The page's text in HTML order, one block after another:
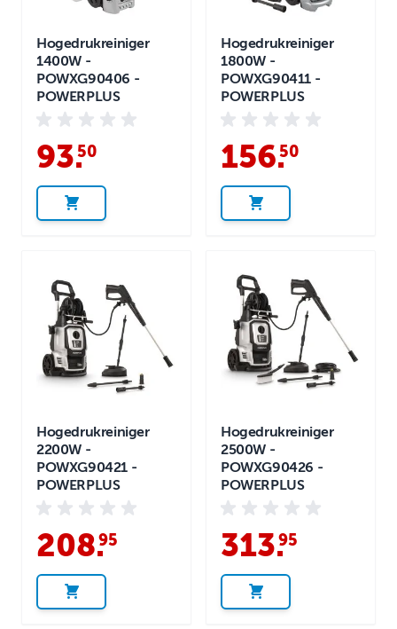
Hogedrukreiniger
1400W -
POWXG90406 -
POWERPLUS
93.
50
Hogedrukreiniger
1800W -
POWXG90411 -
POWERPLUS
156.
50
Hogedrukreiniger
2200W -
POWXG90421 -
POWERPLUS
208.
95
Hogedrukreiniger
2500W -
POWXG90426 -
POWERPLUS
313.
95